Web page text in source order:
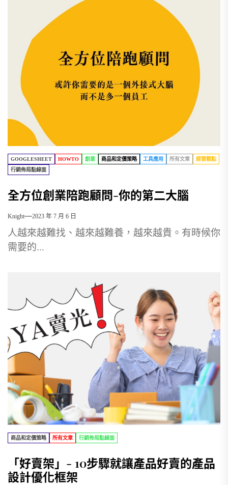
GOOGLESHEET HOWTO 創業 商品和定價策略 工具應用 所有文章
經營觀點
行銷佈局點線面
全方位創業陪跑顧問-你的第二大腦
Knight 2023 年 7 月 6 日
人越來越難找、越來越難養，越來越貴。有時候你
需要的...
商品和定價策略 所有文章 行銷佈局點線面
「好賣架」- 10步驟就讓產品好賣的產品
設計優化框架